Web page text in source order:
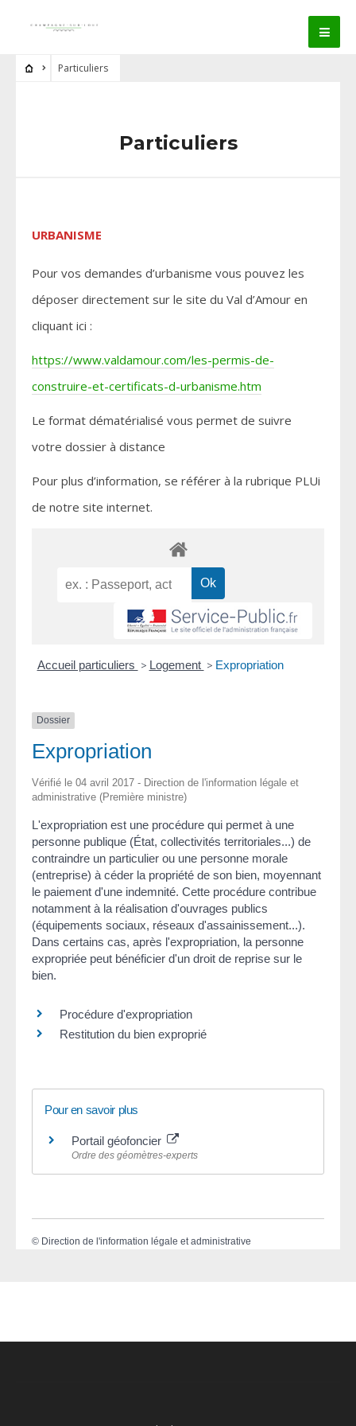
Particuliers
Particuliers
URBANISME
Pour vos demandes d’urbanisme vous pouvez les
déposer directement sur le site du Val d’Amour en
cliquant ici :
https://www.valdamour.com/les-permis-de-
construire-et-certificats-d-urbanisme.htm
Le format dématérialisé vous permet de suivre
votre dossier à distance
Pour plus d’information, se référer à la rubrique PLUi
de notre site internet.
Accueil particuliers > Logement > Expropriation
Dossier
Expropriation
Vérifié le 04 avril 2017 - Direction de l'information légale et
administrative (Première ministre)
L'expropriation est une procédure qui permet à une
personne publique (État, collectivités territoriales...) de
contraindre un particulier ou une personne morale
(entreprise) à céder la propriété de son bien, moyennant
le paiement d'une indemnité. Cette procédure contribue
notamment à la réalisation d'ouvrages publics
(équipements sociaux, réseaux d'assainissement...).
Dans certains cas, après l'expropriation, la personne
expropriée peut bénéficier d'un droit de reprise sur le
bien.
Procédure d'expropriation
Restitution du bien exproprié
Pour en savoir plus
Portail géofoncier
Ordre des géomètres-experts
© Direction de l'information légale et administrative